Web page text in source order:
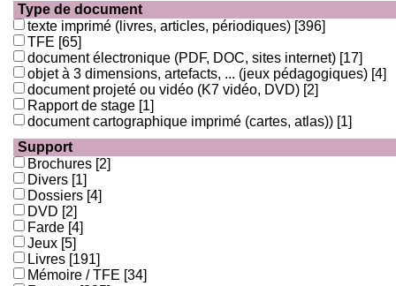
Type de document
texte imprimé (livres, articles, périodiques) [396]
TFE [65]
document électronique (PDF, DOC, sites internet) [17]
objet à 3 dimensions, artefacts, ... (jeux pédagogiques) [4]
document projeté ou vidéo (K7 vidéo, DVD) [2]
Rapport de stage [1]
document cartographique imprimé (cartes, atlas)) [1]
Support
Brochures [2]
Divers [1]
Dossiers [4]
DVD [2]
Farde [4]
Jeux [5]
Livres [191]
Mémoire / TFE [34]